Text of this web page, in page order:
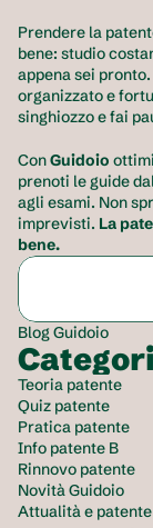
Prendere la
bene: studio
appena sei
organizzato e
singhiozzo e fai
Con Guidoio
prenoti le guide
agli esami. Non
imprevisti. La
bene.
Blog Guidoio
Teoria patente
Quiz patente
Pratica patente
Info patente B
Rinnovo patente
Novità Guidoio
Attualità e patente